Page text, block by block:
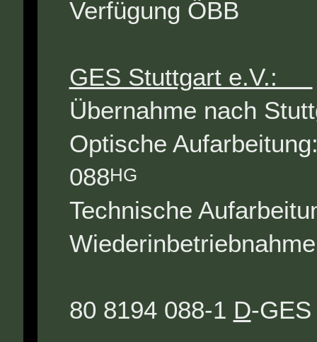
Verfügung ÖBB
GES Stuttgart e.V.:
Übernahme nach
Optische
088HG
Technische
80 8194 088-1 D-GES